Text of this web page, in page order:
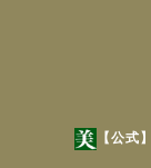
【公式